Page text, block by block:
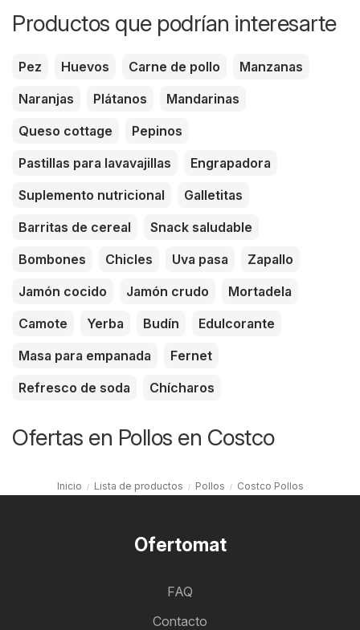
Productos que podrían interesarte
Pez Huevos Carne de pollo
Manzanas
Naranjas
Plátanos
Mandarinas
Queso cottage
Pepinos
Pastillas para lavavajillas
Engrapadora
Suplemento nutricional
Galletitas
Barritas de cereal
Snack saludable
Bombones
Chicles Uva pasa
Zapallo
Jamón cocido
Jamón crudo
Mortadela
Camote
Yerba Budín
Edulcorante
Masa para empanada
Fernet
Refresco de soda
Chícharos
Ofertas en Pollos en Costco
Inicio Lista de productos Pollos Costco Pollos
Ofertomat
FAQ
Contacto